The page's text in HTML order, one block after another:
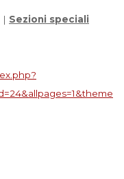
| Sezioni speciali